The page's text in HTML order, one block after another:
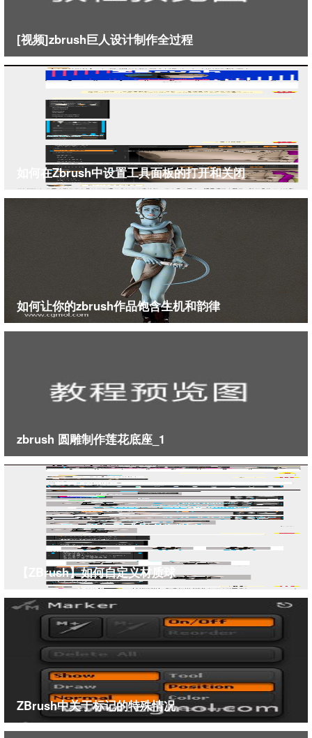
[视频]zbrush巨人设计制作全过程
如何在Zbrush中设置工具面板的打开和关闭
如何让你的zbrush作品饱含生机和韵律
zbrush 圆雕制作莲花底座_1
【ZBrush】如何自定义材质球
ZBrush中关于标记的特殊情况